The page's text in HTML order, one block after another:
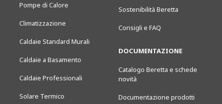
Pompe di Calore
Climatizzazione
Caldaie Standard Murali
Caldaie a Basamento
Caldaie Professionali
Solare Termico
Sostenibilità Beretta
Consigli e FAQ
DOCUMENTAZIONE
Catalogo Beretta e schede
novità
Documentazione prodotti